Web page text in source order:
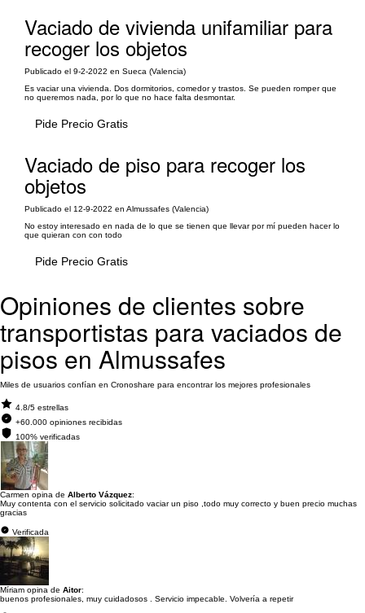
Vaciado de vivienda unifamiliar para
recoger los objetos
Publicado el 9-2-2022 en Sueca (Valencia)
Es vaciar una vivienda. Dos dormitorios, comedor y trastos. Se pueden romper que
no queremos nada, por lo que no hace falta desmontar.
Pide Precio Gratis
Vaciado de piso para recoger los
objetos
Publicado el 12-9-2022 en Almussafes (Valencia)
No estoy interesado en nada de lo que se tienen que llevar por mí pueden hacer lo
que quieran con con todo
Pide Precio Gratis
Opiniones de clientes sobre
transportistas para vaciados de
pisos en Almussafes
Miles de usuarios confían en Cronoshare para encontrar los mejores profesionales
4.8/5 estrellas
+60.000 opiniones recibidas
100% verificadas
Carmen opina de Alberto Vázquez:
Muy contenta con el servicio solicitado vaciar un piso ,todo muy correcto y buen precio muchas
gracias
Verificada
Míriam opina de Aitor:
buenos profesionales, muy cuidadosos . Servicio impecable. Volvería a repetir